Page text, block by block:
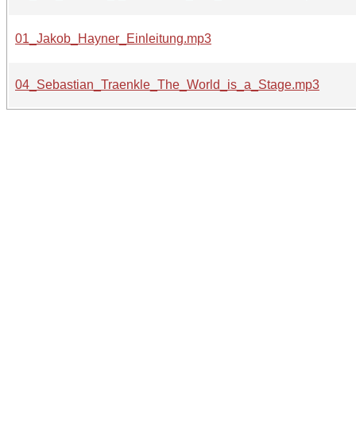
01_Jakob_Hayner_Einleitung.mp3
04_Sebastian_Traenkle_The_World_is_a_Stage.mp3